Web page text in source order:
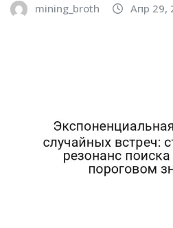
mining_broth Апр 29,